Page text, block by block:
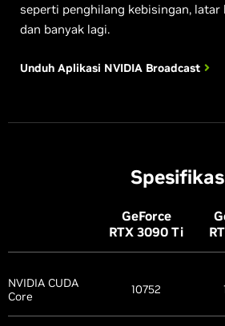
seperti penghilang kebisingan, latar
dan banyak lagi.
Unduh Aplikasi NVIDIA Broadcast
GeForce
RTX 3090 Ti
G
NVIDIA CUDA
Core
10752